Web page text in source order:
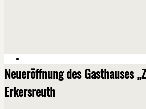
Neueröffnung des Gasthauses
Erkersreuth